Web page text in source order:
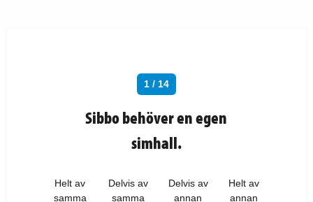
1 / 14
Sibbo behöver en egen
simhall.
Helt av
samma
Delvis av
samma
Delvis av
annan
Helt av
annan